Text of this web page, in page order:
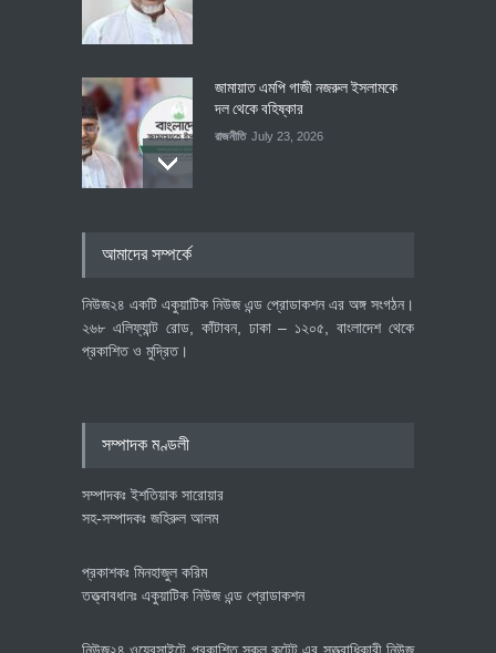
জামায়াত এমপি গাজী নজরুল ইসলামকে
দল থেকে বহিষ্কার
রাজনীতি July 23, 2026
আমাদের সম্পর্কে
নিউজ২৪ একটি একুয়াটিক নিউজ এন্ড প্রোডাকশন এর অঙ্গ সংগঠন।
২৬৮ এলিফ্যান্ট রোড, কাঁটাবন, ঢাকা – ১২০৫, বাংলাদেশ থেকে
প্রকাশিত ও মুদ্রিত।
সম্পাদক মণ্ডলী
সম্পাদকঃ ইশতিয়াক সারোয়ার
সহ-সম্পাদকঃ জহিরুল আলম
প্রকাশকঃ মিনহাজুল করিম
তত্ত্বাবধানঃ একুয়াটিক নিউজ এন্ড প্রোডাকশন
নিউজ২৪ ওয়েবসাইটে প্রকাশিত সকল কন্টেন্ট এর সত্ত্বাধিকারী নিউজ